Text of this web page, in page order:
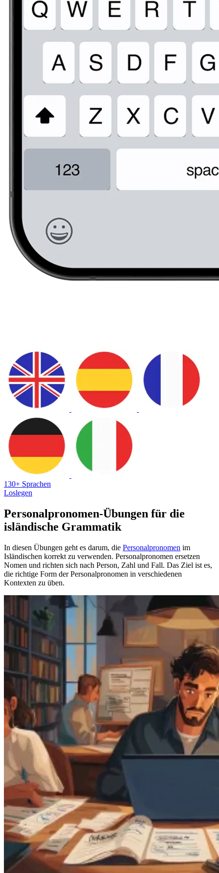
130+ Sprachen
Loslegen
Personalpronomen-Übungen für die
isländische Grammatik
In diesen Übungen geht es darum, die Personalpronomen im
Isländischen korrekt zu verwenden. Personalpronomen ersetzen
Nomen und richten sich nach Person, Zahl und Fall. Das Ziel ist es,
die richtige Form der Personalpronomen in verschiedenen
Kontexten zu üben.